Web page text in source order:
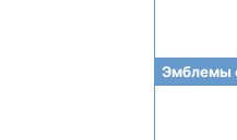
Эмблемы